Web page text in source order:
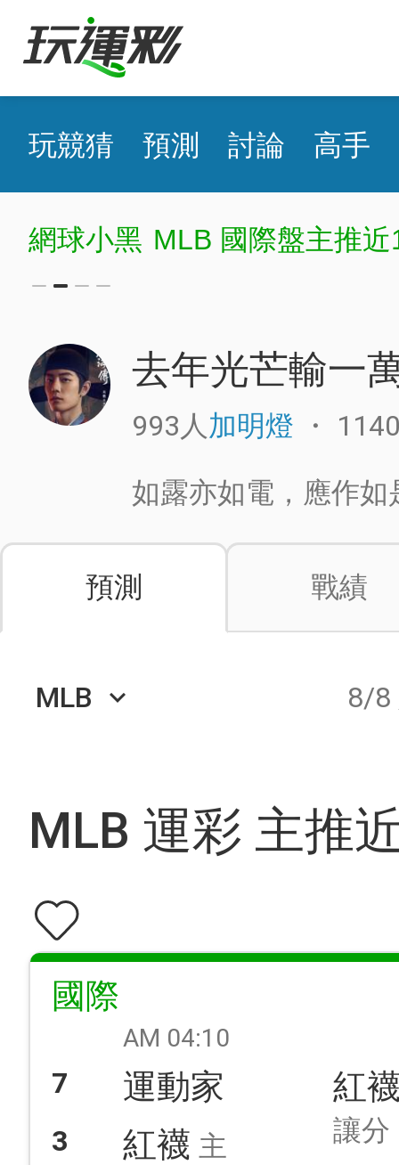
玩競猜 預測 討論 高手
網球小黑 MLB 國際盤主推
去年光芒輸一
993人加明燈 ・
如露亦如電，應作
預測 戰績
MLB keyboard_arrow_down 8/8
MLB 運彩 主推
國際
AM 04:10
7 運動家
3 紅襪 主
紅
讓分